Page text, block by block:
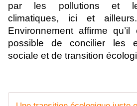
par les pollutions et
climatiques, ici et
Environnement affirme
possible de concilier les
sociale et de transition